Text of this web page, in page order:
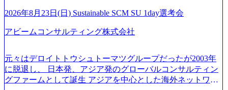
能 社内転職が活発であり、多様なスキルを1社で身に着ける
ことが可能 事業開発・運用を内包かする「オールインハウ
ス」型の組織体。社内スカウトや社内公募制度を用いて主
165942_70f09968-1b27-43e6-b849-1cd107c4f488_1200x698.web
p ## 働き方／WLB／待遇 内装8億円超のかっこいいオフィ
スがあり、 働き甲斐のあるランキング、新卒注目ランキン
ジタル人材育成の支援も盛んに行う 採用資料 (https://www.ac
2/Accenture-Recruiting-Brochure.pdf#zoom=50) 女性の活躍につ
rs/corporate/document/women-brochure.pdf#zoom=50) 社員発信
のキャリアブログ (https://www.accenture.com/jp-ja/blogs/japan-
careers-blog) 江川社長が語る「105点経営」 (https://business.ni
kkei.com/atcl/gen/19/00604/021600008/) 規模拡大で成功する理
2026年8月23日(日) Sustainable SCM SU 1day選考会
アビームコンサルティング株式会社
元々はデロイトトウシュトーマツグループだったが2003年
に脱退し、 日本発、アジア発のグローバルコンサルティン
グファームとして誕生 アジアを中心とした海外ネットワー